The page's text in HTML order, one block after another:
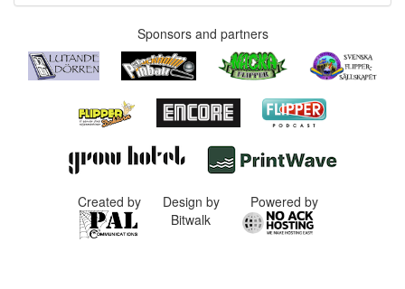
Sponsors and partners
Created by
Design by
Bitwalk
Powered by